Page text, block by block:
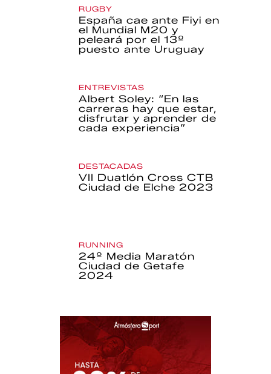
RUGBY
España cae ante Fiyi en
el Mundial M20 y
peleará por el 13º
puesto ante Uruguay
ENTREVISTAS
Albert Soley: “En las
carreras hay que estar,
disfrutar y aprender de
cada experiencia”
DESTACADAS
VII Duatlón Cross CTB
Ciudad de Elche 2023
RUNNING
24º Media Maratón
Ciudad de Getafe
2024